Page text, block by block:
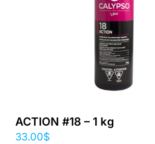
ACTION #18 – 1 kg
33.00$